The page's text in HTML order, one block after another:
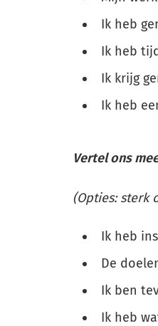
Ik heb
Ik heb
Ik krijg
Ik heb
Vertel ons
(Opties: sterk
Ik heb
De
Ik ben
Ik heb